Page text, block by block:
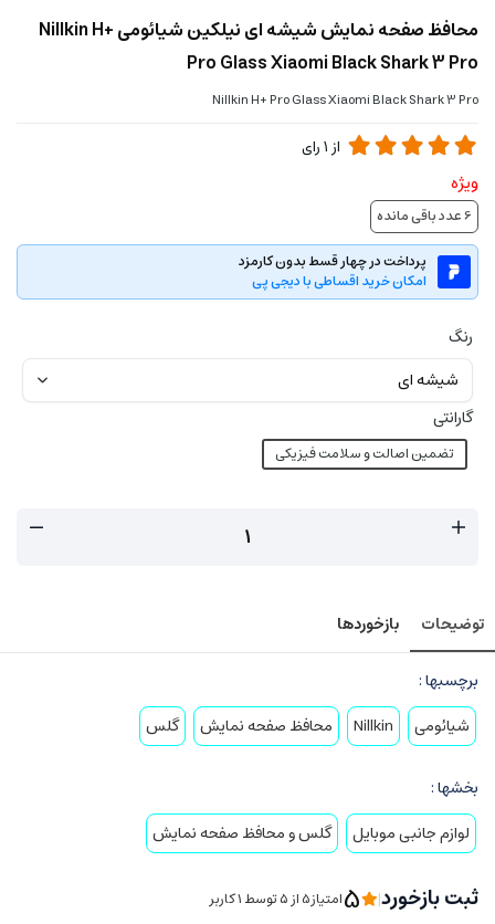
محافظ صفحه نمایش شیشه ای نیلکین شیائومی Nillkin H+
Pro Glass Xiaomi Black Shark 3 Pro
Nillkin H+ Pro Glass Xiaomi Black Shark 3 Pro
از 1رای
ویژه
6عدد باقی مانده
پرداخت در چهار قسط بدون کارمزد
امکان خرید اقساطی با دیجی پی
رنگ
گارانتی
تضمین اصالت و سلامت فیزیکی
توضیحات بازخوردها
برچسبها :
شیائومی
Nillkin محافظ صفحه نمایش گلس
بخشها :
لوازم جانبی موبایل
گلس و محافظ صفحه نمایش
ثبت بازخورد|
5امتیاز5 از ۵ توسط 1 کاربر